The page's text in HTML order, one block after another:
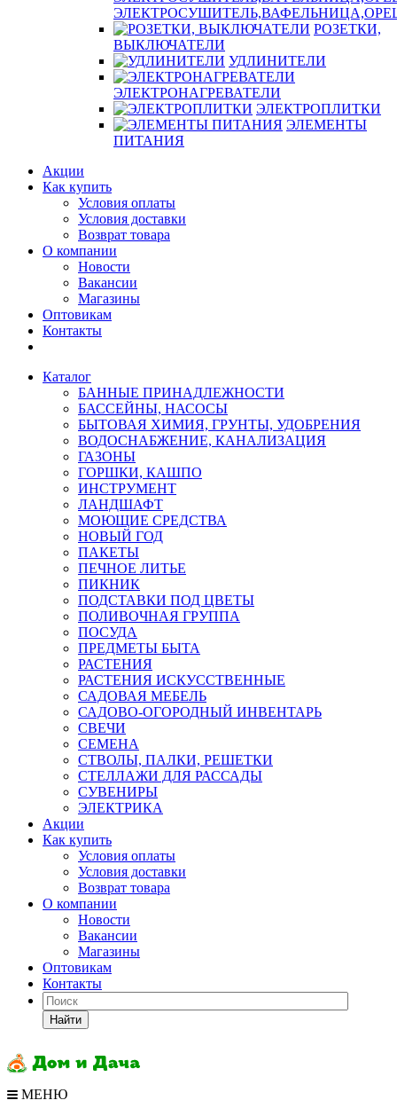
РОЗЕТКИ,
ВЫКЛЮЧАТЕЛИ
УДЛИНИТЕЛИ
ЭЛЕКТРОНАГРЕВАТЕЛИ
ЭЛЕКТРОПЛИТКИ
ЭЛЕМЕНТЫ
ПИТАНИЯ
Акции
Как купить
Условия оплаты
Условия доставки
Возврат товара
О компании
Новости
Вакансии
Магазины
Оптовикам
Контакты
Каталог
БАННЫЕ ПРИНАДЛЕЖНОСТИ
БАССЕЙНЫ, НАСОСЫ
БЫТОВАЯ ХИМИЯ, ГРУНТЫ, УДОБРЕНИЯ
ВОДОСНАБЖЕНИЕ, КАНАЛИЗАЦИЯ
ГАЗОНЫ
ГОРШКИ, КАШПО
ИНСТРУМЕНТ
ЛАНДШАФТ
МОЮЩИЕ СРЕДСТВА
НОВЫЙ ГОД
ПАКЕТЫ
ПЕЧНОЕ ЛИТЬЕ
ПИКНИК
ПОДСТАВКИ ПОД ЦВЕТЫ
ПОЛИВОЧНАЯ ГРУППА
ПОСУДА
ПРЕДМЕТЫ БЫТА
РАСТЕНИЯ
РАСТЕНИЯ ИСКУССТВЕННЫЕ
САДОВАЯ МЕБЕЛЬ
САДОВО-ОГОРОДНЫЙ ИНВЕНТАРЬ
СВЕЧИ
СЕМЕНА
СТВОЛЫ, ПАЛКИ, РЕШЕТКИ
СТЕЛЛАЖИ ДЛЯ РАССАДЫ
СУВЕНИРЫ
ЭЛЕКТРИКА
Акции
Как купить
Условия оплаты
Условия доставки
Возврат товара
О компании
Новости
Вакансии
Магазины
Оптовикам
Контакты
Найти
МЕНЮ